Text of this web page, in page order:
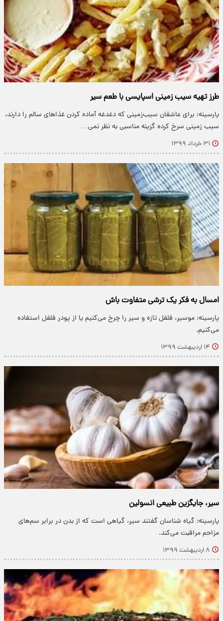
طرز تهیه سیب زمینی اسپایسی با طعم سیر
پارسینه: برای عاشقان سیب‌زمینی که دغدغه آماده کردن غذاهای سالم را دارند،
سیب زمینی سرخ کرده گزینه مناسبی به نظر نمی…
۳۱ خرداد ۱۳۹۹
امسال به فکر یک ترشی متفاوت باش
پارسینه: موسیر، فلفل تازه و سیر را چرخ می‌کنیم یا از پودر فلفل استفاده
می‌کنیم.
۱۴ اردیبهشت ۱۳۹۹
سیر، جایگزین طبیعی انسولین
پارسینه: گیاه شناسان گفتند سیر، گیاهی است که از بدن در برابر سم‌های
مزاحم مراقبت می‌کند.
۸ اردیبهشت ۱۳۹۹